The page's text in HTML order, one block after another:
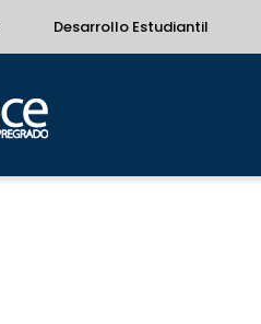
Desarrollo Estudiantil